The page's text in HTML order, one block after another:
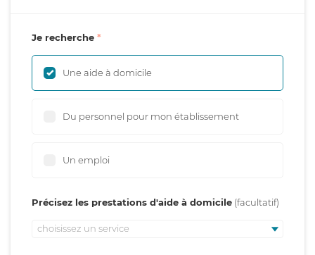
Je recherche
Une aide à domicile
Du personnel pour mon établissement
Un emploi
Précisez les prestations d'aide à domicile
choisissez un service